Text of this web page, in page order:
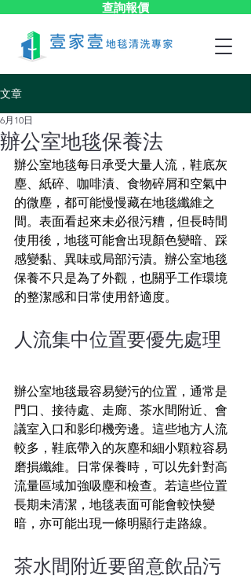
查詢報價
文章
辦公室地毯保養法
6月10日
辦公室地毯每日承受大量人流，鞋底灰
塵、紙碎、咖啡漬、食物碎屑和空氣中
的微塵，都可能慢慢藏在地毯纖維之
間。表面看起來未必很污糟，但長時間
使用後，地毯可能會出現顏色變暗、踩
感變黏、異味或局部污漬。辦公室地毯
保養不只是為了外觀，也關乎工作環境
的整潔感和日常使用舒適度。
人流集中位置要優先處理
辦公室地毯最容易變污的位置，通常是
門口、接待處、走廊、茶水間附近、會
議室入口和影印機旁邊。這些地方人流
較多，鞋底帶入的灰塵和細小顆粒容易
磨損纖維。日常保養時，可以先針對高
流量區域加強吸塵和檢查。若這些位置
長期未清潔，地毯表面可能會較快變
暗，亦可能出現一條明顯行走路線。
茶水間附近要留意飲品污